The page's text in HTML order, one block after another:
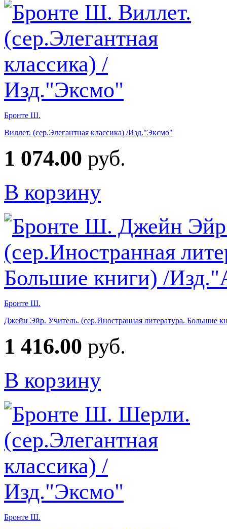
Бронте Ш.
Виллет. (сер.Элегантная классика) /Изд."Эксмо"
1 074.00 руб.
В корзину
Бронте Ш.
Джейн Эйр. Учитель. (сер.Иностранная литература. Большие
1 416.00 руб.
В корзину
Бронте Ш.